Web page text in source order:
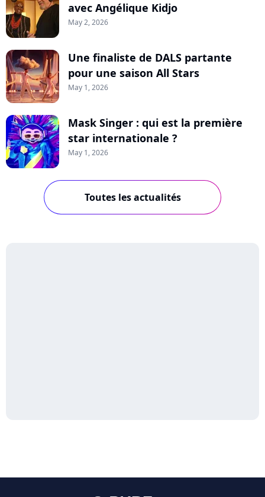
avec Angélique Kidjo
May 2, 2026
Une finaliste de DALS partante
pour une saison All Stars
May 1, 2026
Mask Singer : qui est la première
star internationale ?
May 1, 2026
Toutes les actualités